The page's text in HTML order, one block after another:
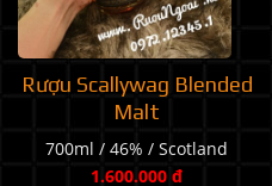
Rượu Scallywag Blended
Malt
700ml / 46% / Scotland
1.600.000 đ